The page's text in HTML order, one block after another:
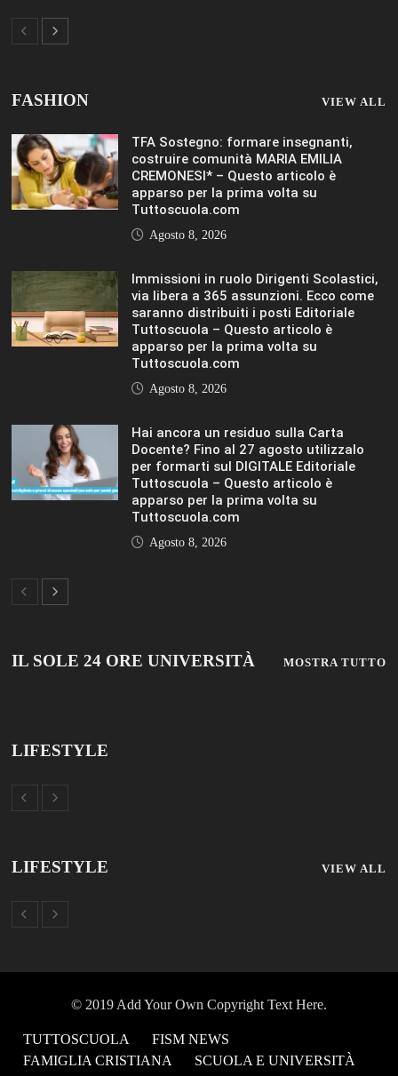
FASHION VIEW ALL
TFA Sostegno: formare insegnanti,
costruire comunità MARIA EMILIA
CREMONESI* – Questo articolo è
apparso per la prima volta su
Tuttoscuola.com
Agosto 8, 2026
Immissioni in ruolo Dirigenti Scolastici,
via libera a 365 assunzioni. Ecco come
saranno distribuiti i posti Editoriale
Tuttoscuola – Questo articolo è
apparso per la prima volta su
Tuttoscuola.com
Agosto 8, 2026
Hai ancora un residuo sulla Carta
Docente? Fino al 27 agosto utilizzalo
per formarti sul DIGITALE Editoriale
Tuttoscuola – Questo articolo è
apparso per la prima volta su
Tuttoscuola.com
Agosto 8, 2026
IL SOLE 24 ORE UNIVERSITÀ MOSTRA TUTTO
LIFESTYLE
LIFESTYLE VIEW ALL
© 2019 Add Your Own Copyright Text Here.
TUTTOSCUOLA
FISM NEWS
FAMIGLIA CRISTIANA
SCUOLA E UNIVERSITÀ